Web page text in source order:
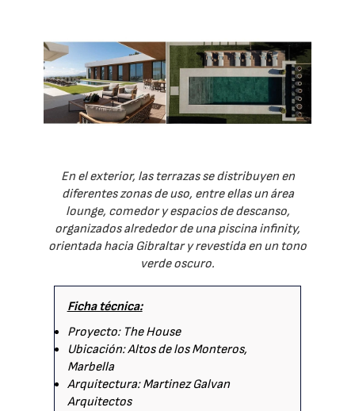
En el exterior, las terrazas se distribuyen en
diferentes zonas de uso, entre ellas un área
lounge, comedor y espacios de descanso,
organizados alrededor de una piscina infinity,
orientada hacia Gibraltar y revestida en un tono
verde oscuro.
Ficha técnica:
Proyecto: The House
Ubicación: Altos de los Monteros,
Marbella
Arquitectura: Martinez Galvan
Arquitectos